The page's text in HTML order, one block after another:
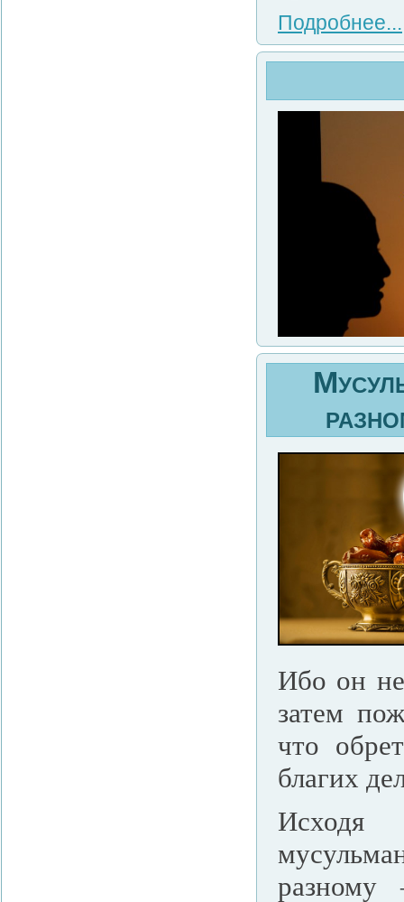
Подробнее...
Ибо он
затем
что
благих
Исходя